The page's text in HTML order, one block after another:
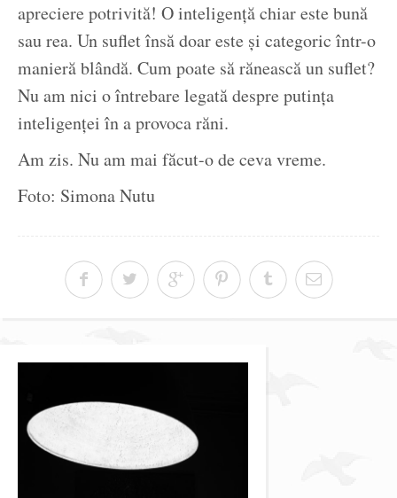
apreciere potrivită! O inteligență chiar este bună
sau rea. Un suflet însă doar este și categoric într-o
manieră blândă. Cum poate să rănească un suflet?
Nu am nici o întrebare legată despre putința
inteligenței în a provoca răni.
Am zis. Nu am mai făcut-o de ceva vreme.
Foto: Simona Nutu